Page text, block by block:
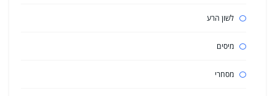
לשון הרע
מיסים
מסחרי